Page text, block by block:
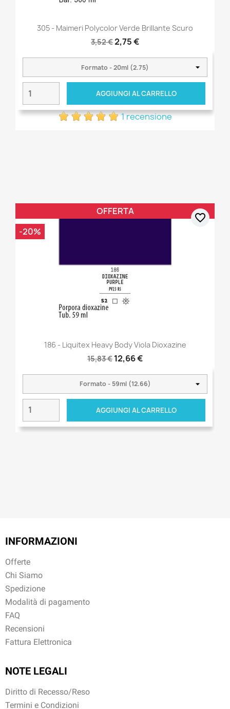
305 - Maimeri Polycolor Verde Brillante Scuro
3,52 €2,75 €
AGGIUNGI AL CARRELLO
1 recensione
186 - Liquitex Heavy Body Viola Dioxazine
15,83 € 12,66 €
AGGIUNGI AL CARRELLO
OFFERTA
-20%
favorite_border
INFORMAZIONI
Offerte
Chi Siamo
Spedizione
Modalità di pagamento
FAQ
Recensioni
Fattura Elettronica
NOTE LEGALI
Diritto di Recesso/Reso
Termini e Condizioni